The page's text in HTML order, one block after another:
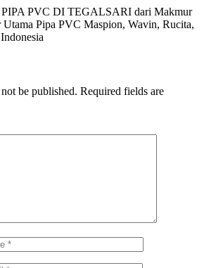
PVC DI TEGALSARI dari Makmur
Pipa PVC Maspion, Wavin, Rucita,
be published. Required fields are